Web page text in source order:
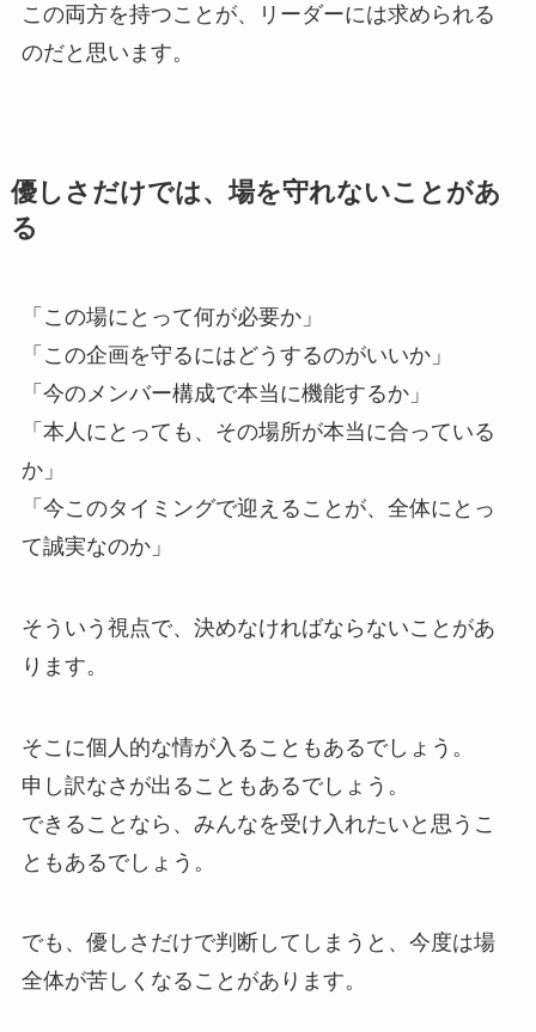
この両方を持つことが、リーダーには求められる
のだと思います。
優しさだけでは、場を守れないことがあ
る
「この場にとって何が必要か」
「この企画を守るにはどうするのがいいか」
「今のメンバー構成で本当に機能するか」
「本人にとっても、その場所が本当に合っている
か」
「今このタイミングで迎えることが、全体にとっ
て誠実なのか」
そういう視点で、決めなければならないことがあ
ります。
そこに個人的な情が入ることもあるでしょう。
申し訳なさが出ることもあるでしょう。
できることなら、みんなを受け入れたいと思うこ
ともあるでしょう。
でも、優しさだけで判断してしまうと、今度は場
全体が苦しくなることがあります。